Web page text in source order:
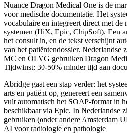
Nuance Dragon Medical One is de
voor medische documentatie. Het
vocabulaire en integreert direct met de
systemen (HiX, Epic, ChipSoft). Een
het consult in, en de tekst verschijnt
van het patiëntendossier. Nederlandse
MC en OLVG gebruiken Dragon
Tijdwinst: 30-50% minder tijd aan
Abridge gaat een stap verder: het
arts en patiënt op, genereert een
vult automatisch het SOAP-format in
beschikbaar via Epic. In Nederlandse
gebruiken (onder andere Amsterdam
AI voor radiologie en pathologie